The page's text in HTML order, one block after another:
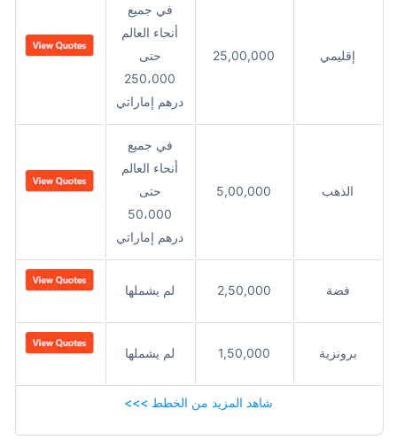
إقليمي 25,00,000
في جميع
أنحاء العالم
حتى
250،000
درهم إماراتي
الذهب 5,00,000
في جميع
أنحاء العالم
حتى
50،000
درهم إماراتي
فضة 2,50,000 لم يشملها
برونزية 1,50,000 لم يشملها
شاهد المزيد من الخطط >>>